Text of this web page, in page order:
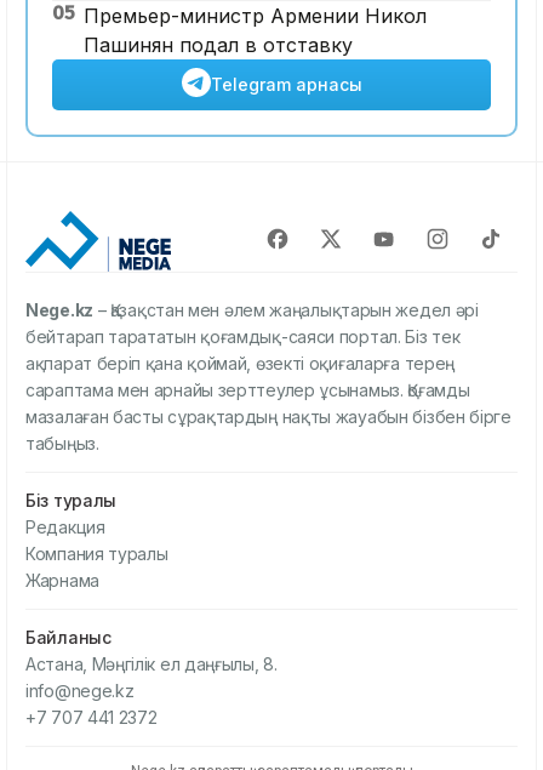
05 Премьер-министр Армении Никол
Пашинян подал в отставку
Telegram арнасы
Nege.kz – Қазақстан мен әлем жаңалықтарын жедел әрі
бейтарап тарататын қоғамдық-саяси портал. Біз тек
ақпарат беріп қана қоймай, өзекті оқиғаларға терең
сараптама мен арнайы зерттеулер ұсынамыз. Қоғамды
мазалаған басты сұрақтардың нақты жауабын бізбен бірге
табыңыз.
Біз туралы
Редакция
Компания туралы
Жарнама
Байланыс
Астана, Мәңгілік ел даңғылы, 8.
info@nege.kz
+7 707 441 2372